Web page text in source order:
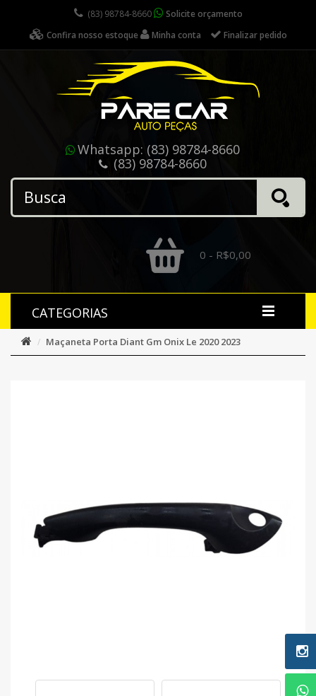
(83) 98784-8660
Solicite orçamento
Confira nosso estoque
Minha conta Finalizar pedido
Whatsapp: (83) 98784-8660
(83) 98784-8660
0 - R$0,00
CATEGORIAS
Maçaneta Porta Diant Gm Onix Le 2020 2023